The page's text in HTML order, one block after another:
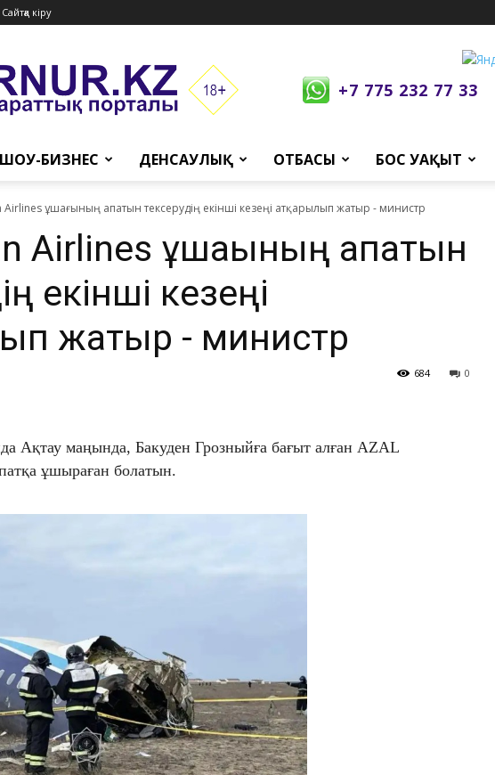
Сайтқа кіру
+7 775 232 77 33
ШОУ-БИЗНЕС ДЕНСАУЛЫҚ ОТБАСЫ БОС УАҚЫТ
ұшағының апатын тексерудің екінші кезеңі атқарылып жатыр - министр
Airlines ұшағының апатын
екінші кезеңі
жатыр - министр
0
684
Ақтау маңында, Бакуден Грозныйға бағыт алған AZAL
ұшыраған болатын.